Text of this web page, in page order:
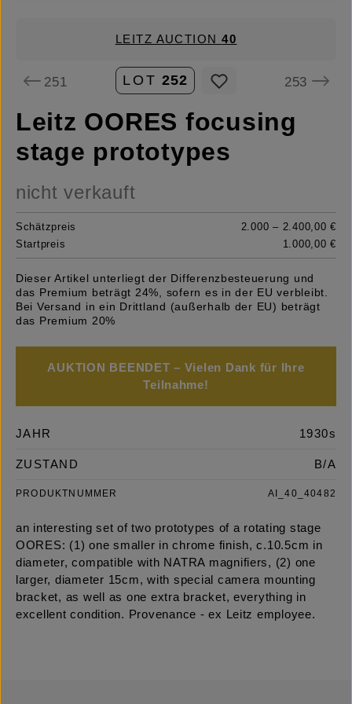
LEITZ AUCTION40
251 LOT 252 253
Leitz OORES focusing
stage prototypes
nicht verkauft
Schätzpreis
2.000 – 2.400,00 €
Startpreis
1.000,00 €
Dieser Artikel unterliegt der Differenzbesteuerung und
das Premium beträgt 24%, sofern es in der EU verbleibt.
Bei Versand in ein Drittland (außerhalb der EU) beträgt
das Premium 20%
AUKTION BEENDET – Vielen Dank für Ihre
Teilnahme!
JAHR 1930s
ZUSTAND B/A
PRODUKTNUMMER AI_40_40482
an interesting set of two prototypes of a rotating stage
OORES: (1) one smaller in chrome finish, c.10.5cm in
diameter, compatible with NATRA magnifiers, (2) one
larger, diameter 15cm, with special camera mounting
bracket, as well as one extra bracket, everything in
excellent condition. Provenance - ex Leitz employee.